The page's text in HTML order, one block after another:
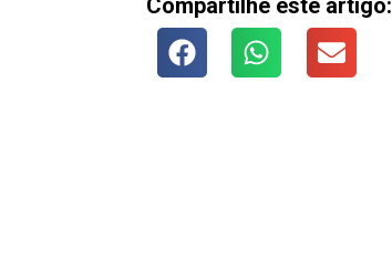
Compartilhe este artigo: